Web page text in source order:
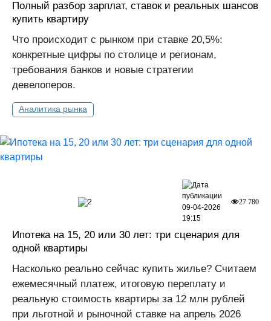
Полный разбор зарплат, ставок и реальных шансов
купить квартиру
Что происходит с рынком при ставке 20,5%:
конкретные цифры по столице и регионам,
требования банков и новые стратегии
девелоперов.
Аналитика рынка
Ипотека на 15, 20 или 30 лет: три сценария для
одной квартиры
Насколько реально сейчас купить жилье? Считаем
ежемесячный платеж, итоговую переплату и
реальную стоимость квартиры за 12 млн рублей
при льготной и рыночной ставке на апрель 2026
2 27 780
09-04-2026
19:15